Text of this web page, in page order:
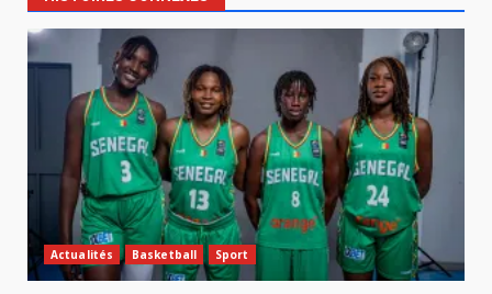
Actualités Basketball Sport